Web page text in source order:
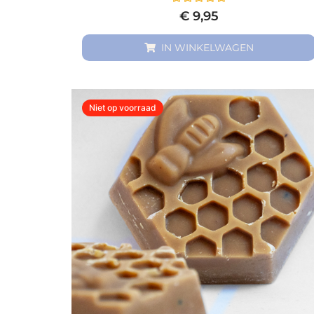
Gewaardeerd
uit
5
€9,95
IN WINKELWAGEN
Niet op voorraad